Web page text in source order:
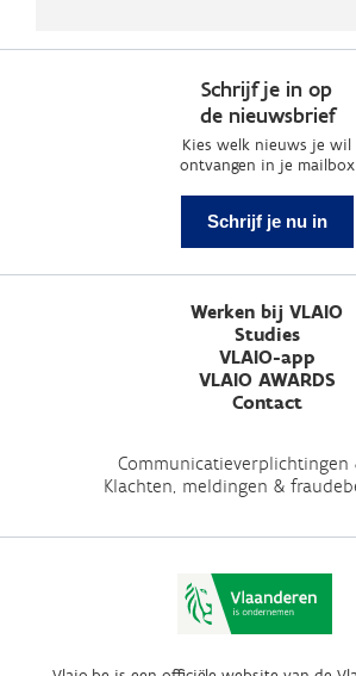
Schrijf je in op
de nieuwsbrief
Kies welk nieuws je wil
ontvangen in je mailbox
Schrijf je nu in
Werken bij VLAIO
Studies
VLAIO-app
VLAIO AWARDS
Contact
Communicatieverplichtingen
Klachten, meldingen &